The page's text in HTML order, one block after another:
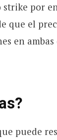
por
que el
en
puede